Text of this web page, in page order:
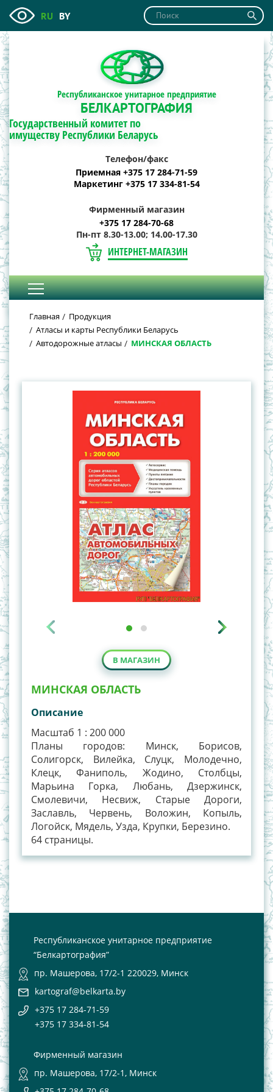
RU BY
Республиканское унитарное предприятие
БЕЛКАРТОГРАФИЯ
Государственный комитет по
имуществу Республики Беларусь
Телефон/факс
Приемная +375 17 284-71-59
Маркетинг +375 17 334-81-54
Фирменный магазин
+375 17 284-70-68
Пн-пт 8.30-13.00; 14.00-17.30
ИНТЕРНЕТ-МАГАЗИН
Главная
Продукция
Атласы и карты Республики Беларусь
Автодорожные атласы
МИНСКАЯ ОБЛАСТЬ
В МАГАЗИН
МИНСКАЯ ОБЛАСТЬ
Описание
Масштаб 1 : 200 000
Планы городов: Минск, Борисов,
Солигорск, Вилейка, Слуцк, Молодечно,
Клецк, Фаниполь, Жодино, Столбцы,
Марьина Горка, Любань, Дзержинск,
Смолевичи, Несвиж, Старые Дороги,
Заславль, Червень, Воложин, Копыль,
Логойск, Мядель, Узда, Крупки, Березино.
64 страницы.
Республиканское унитарное предприятие
“Белкартография”
пр. Машерова, 17/2-1 220029, Минск
kartograf@belkarta.by
+375 17 284-71-59
+375 17 334-81-54
Фирменный магазин
пр. Машерова, 17/2-1, Минск